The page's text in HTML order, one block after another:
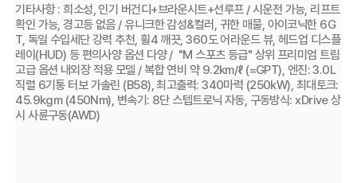
기타사항 : 희소성, 인기 버건디+브라운시트+선루프 / 시운전 가능, 리프트
확인 가능, 경고등 없음 / 유니크한 감성&컬러, 귀한 매물, 아이코닉한 6G
T, 독일 수입세단 강력 추천, 휠4 깨끗, 360도 어라운드 뷰, 헤드업 디스플
레이(HUD) 등 편의사양 옵션 다양 /  "M 스포츠 등급" 상위 프리미엄 트림
고급 옵션 내외장 적용 모델 / 복합 연비 약 9.2km/ℓ (=GPT), 엔진: 3.0L
직렬 6기통 터보 가솔린 (B58), 최고출력: 340마력 (250kW), 최대토크:
45.9kgm (450Nm), 변속기: 8단 스텝트로닉 자동, 구동방식: xDrive 상
시 사륜구동(AWD)